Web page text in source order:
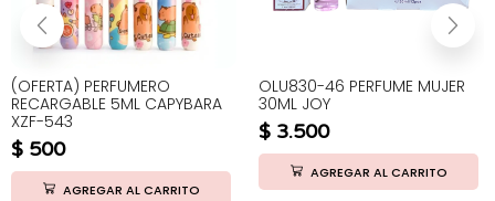
(OFERTA) PERFUMERO
RECARGABLE 5ML CAPYBARA
XZF-543
$ 500
AGREGAR AL CARRITO
OLU830-46 PERFUME MUJER
30ML JOY
$ 3.500
AGREGAR AL CARRITO